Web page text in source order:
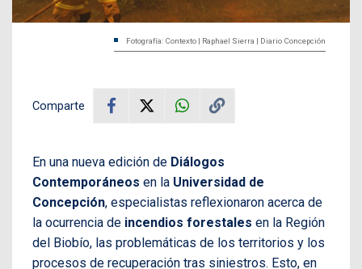
Fotografía: Contexto | Raphael Sierra | Diario Concepción
Comparte
En una nueva edición de Diálogos
Contemporáneos en la Universidad de
Concepción, especialistas reflexionaron acerca de
la ocurrencia de incendios forestales en la Región
del Biobío, las problemáticas de los territorios y los
procesos de recuperación tras siniestros. Esto, en